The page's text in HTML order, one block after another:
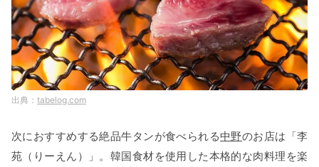
tabelog.com
次におすすめする絶品牛タンが食べられる中野のお店は「李
苑（りーえん）」。韓国食材を使用した本格的な肉料理を楽